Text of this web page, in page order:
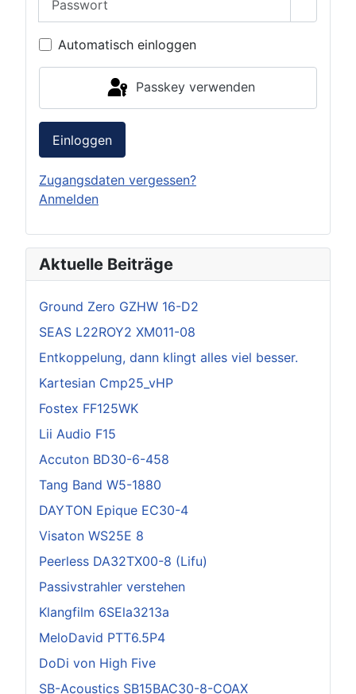
Automatisch einloggen
Passkey verwenden
Einloggen
Zugangsdaten vergessen?
Anmelden
Aktuelle Beiträge
Ground Zero GZHW 16-D2
SEAS L22ROY2 XM011-08
Entkoppelung, dann klingt alles viel besser.
Kartesian Cmp25_vHP
Fostex FF125WK
Lii Audio F15
Accuton BD30-6-458
Tang Band W5-1880
DAYTON Epique EC30-4
Visaton WS25E 8
Peerless DA32TX00-8 (Lifu)
Passivstrahler verstehen
Klangfilm 6SEla3213a
MeloDavid PTT6.5P4
DoDi von High Five
SB-Acoustics SB15BAC30-8-COAX